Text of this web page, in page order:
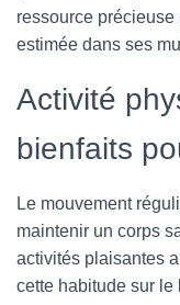
ressource
estimée dans ses
Activité
bienfaits
Le mouvement
maintenir un corps
activités plaisantes
cette habitude sur le